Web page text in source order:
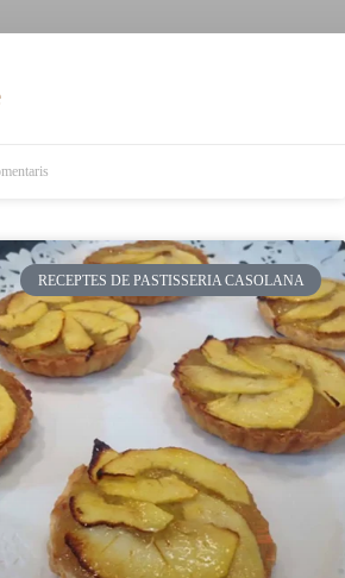
RECEPTES DE PASTISSERIA CASOLANA